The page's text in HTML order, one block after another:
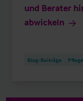
und Berater
abwickeln
Blog-Beiträge Pflege